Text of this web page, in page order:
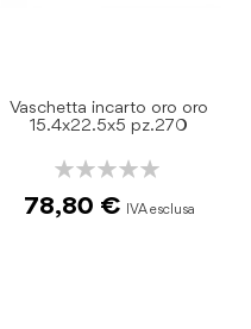
Vaschetta incarto oro oro
15.4x22.5x5 pz.270
Rating:
78,80 €